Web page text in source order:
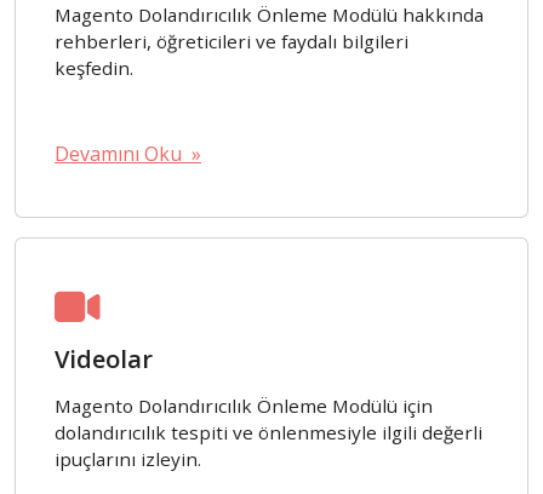
Magento Dolandırıcılık Önleme Modülü hakkında
rehberleri, öğreticileri ve faydalı bilgileri
keşfedin.
Devamını Oku »
Videolar
Magento Dolandırıcılık Önleme Modülü için
dolandırıcılık tespiti ve önlenmesiyle ilgili değerli
ipuçlarını izleyin.